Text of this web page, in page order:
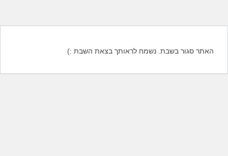
האתר סגור בשבת. נשמח לראותך בצאת השבת :)